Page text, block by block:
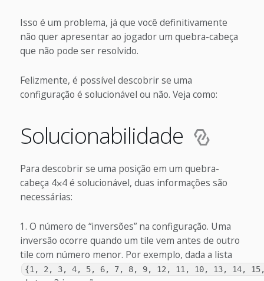
Isso é um problema, já que você definitivamente
não quer apresentar ao jogador um quebra-cabeça
que não pode ser resolvido.
Felizmente, é possível descobrir se uma
configuração é solucionável ou não. Veja como:
Solucionabilidade
Para descobrir se uma posição em um quebra-
cabeça 4⨉4 é solucionável, duas informações são
necessárias:
O número de “inversões” na configuração. Uma
inversão ocorre quando um tile vem antes de outro
tile com número menor. Por exemplo, dada a lista
{1, 2, 3, 4, 5, 6, 7, 8, 9, 12, 11, 10, 13, 14,